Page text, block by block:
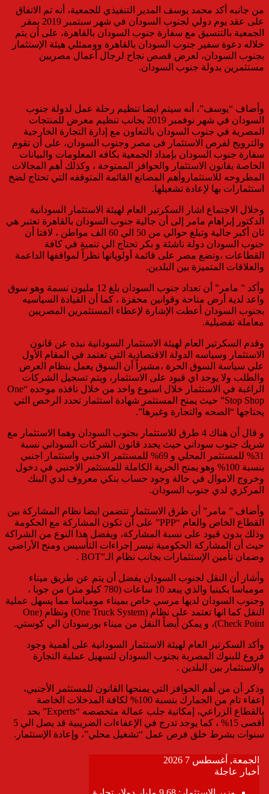
من جانبه أكد محمد يوسف المدير التنفيذي للجمعية، أنه تم الاتفاق
على عقد يوم دولي لجنوب السودان في شهر سبتمبر 2019 بمقر
الجمعية بالتنسيق مع سفارة جنوب السودان بالقاهرة، على أن يتم
خلاله دعوة سفير جنوب السودان بالقاهرة ووممثلي هيئة الإستثمار
بجنوب السودان، لعرض قصص نجاح لرجال أعمال مصريين
مستثمرين بدولة جنوب السودان.
وأضاف “يوسف”، أنه سيتم ايضا تنظيم رحلة عمل لدولة جنوب
السودان في شهر نوفمبر 2019 بجانب تنظيم معرض للمنتجات
المصرية في جنوب السودان بالتعاون مع إدارة التجارة الخارجية
والترويج لفرص الاستثمار فى مصر وجنوب السودان، على أن تقوم
سفارة جنوب السودان بإمداد الجمعية بكافه المعلومات والبيانات
الخاصة بقانون الاستثمار والحوافز الممنوحة ، وكذلك أهم المجالات
المطروحه للاستثماروأهم المصانع القائمة المتوقفه التي تحتاج لضخ
استثمارات بها لإعادة تشغيلها.
وخلال الاجتماع اشار السكرتير العام لهيئة الاستثمار السودانية
الدكتور إبراهام مامر إلى أن جالية جنوب السودان بالقاهرة تعتبر هي
ثان أكبر جالية وتبلغ حوالي من 50 الي 60 الف مواطن ، لافتا أن
جنوب السودان دولة ناشئة و بكر تحتاج الي تنمية في كافة
القطاعات ،وتضع مصر على قائمة أولوياتها نظراً لمواقفها الداعمة
والعلاقات المتميزة بين البلدين.
وأكد ” مامر” أن تعداد جنوب السودان بلغ 12 مليون نسمة وهو سوق
واعد لدية أرض متاحة وقوانين محفزة ، كما أن القيادة السياسيه
بجنوب السودان أعطت الإشارة لإعطاء المستثمرين المصريين
معاملة تفضيلية.
وقدم السكرتير العام لهيئة الاستثمار السودانية نبذه عن قانون
الاستثمار وسياسه الدولة الاقتصادية التي تعتمد في المقام الأول
علي سياسة السوق الحرة ،مشيراً أن السوق يعمل بنظام العرض
والطلب ولا يوجد اي قيود على الاستثمار، ويتم تسجيل الشركات
الراغبة في الاستثمار خلال اسبوع واحد من خلال نافذه موحده “One
Stop Shop” حيث يمنح المستثمر شهادة استثمار تحدد الرخص التي
يحتاجها “الصحه والتجارة وغيرها”.
و قال أن هناك 4 طرق للاستثمار بجنوب السودان وهما الاستثمار مع
شريك جنوب سوداني حيث يحدد قانون الشركات السوداني نسبة
31% للمستثمر المحلي و 69% للمستثمر الاجنبي واستثمار اجنبي
بنسبة 100% وهو يمنح الحرية الكاملة للمستثمر الاجنبي في دخول
وخروج الاموال في حالة وجود حساب بنكي معروف لدي البنك
المركزي لدي جنوب السودان.
وأضاف ” مامر” أن طرق الاستثمار تتضمن ايضا نظام المشاركة بين
القطاع الخاص والعام “PPP” على أن تكون المشاركة مع الحكومة
وذلك بدون قيود على نسبة المشاركة، ويفضل هذا النوع من الشراكة
حيث أن المشاركة الحكومية تيسر إجراءات التأسيس ومنح الأراضي
وضمان تأمين الإستثمارات بجانب نظام الـ”BOT .
وأشار أن النقل لجنوب السودان يفضل أن يتم عن طريق ميناء
مومباسا بكينيا والذي يبعد 10 ساعات (780 كيلو متر) من جوبا ،
وجنوب السودان لديها مرسي خاص بميناء مومباسا مما يسهل عملية
النقل كما انها تعتمد على نظام (One Truck System) ونظام (One
Check Point)، و يمكن أيضاً النقل من ميناء بورسودان الي كوستي.
وأكد السكرتير العام لهيئة الاستثمار السودانية على أهمية وجود
فروع للبنوك المصرية بجنوب السودان لتسهيل عملية التجارة
والاستثمار بين البلدين .
وذكر أن من أهم الحوافز التي يمنحها القانون للمستثمر الأجنبي،
إعفاء تام من الجمارك بنسبة 100% لكافة المدخلات الخاصة
بالقطاع الزراعي، إمكانية جلب عمالة متخصصه “Experts” بحد
أقصى 15% ، كما يوجد تدرج في الإعفاءات الضريبية قد يصل الي 5
سنوات بشرط خلق فرص عمل “تشغيل محلي”، وإعادة الإستثمار.